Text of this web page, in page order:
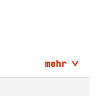
mehr